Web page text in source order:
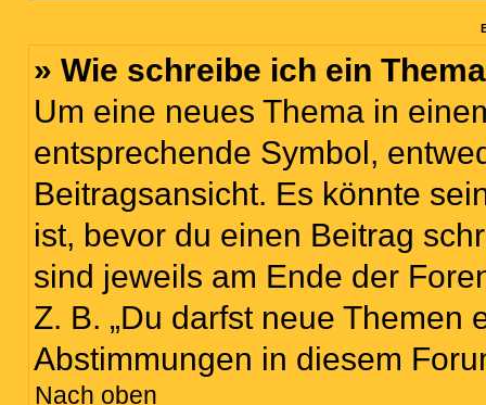
» Wie schreibe ich ein
Um eine neues Thema in
entsprechende Symbol,
Beitragsansicht. Es könnte
ist, bevor du einen Beitrag
sind jeweils am Ende der
Z. B. „Du darfst neue Themen
Abstimmungen in diesem
Nach oben